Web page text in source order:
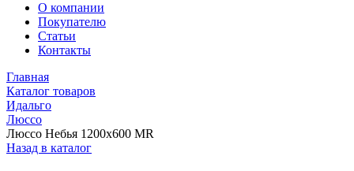
О компании
Покупателю
Статьи
Контакты
Главная
Каталог товаров
Идальго
Люссо
Люссо Небья 1200x600 MR
Назад в каталог